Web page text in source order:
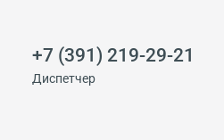
+7 (391) 219-29-21
Диспетчер